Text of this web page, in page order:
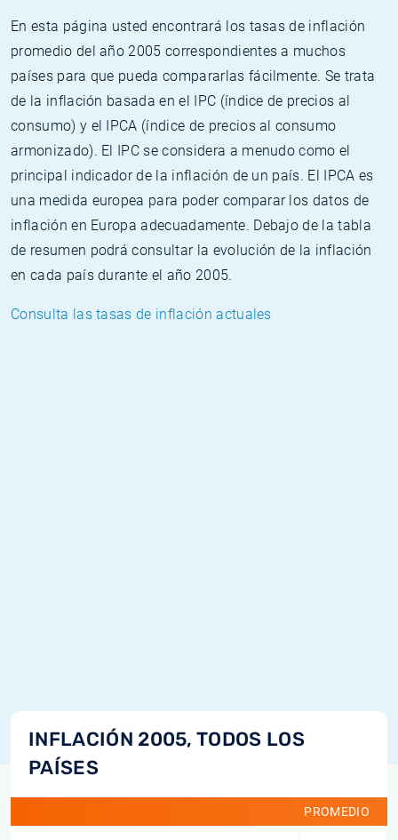
En esta página usted encontrará los tasas de inflación
promedio del año 2005 correspondientes a muchos
países para que pueda compararlas fácilmente. Se trata
de la inflación basada en el IPC (índice de precios al
consumo) y el IPCA (índice de precios al consumo
armonizado). El IPC se considera a menudo como el
principal indicador de la inflación de un país. El IPCA es
una medida europea para poder comparar los datos de
inflación en Europa adecuadamente. Debajo de la tabla
de resumen podrá consultar la evolución de la inflación
en cada país durante el año 2005.
Consulta las tasas de inflación actuales
INFLACIÓN 2005, TODOS LOS
PAÍSES
PROMEDIO